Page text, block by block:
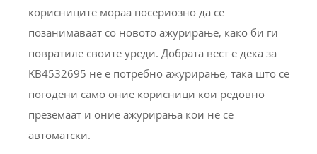
корисниците мораа посериозно да се
позанимаваат со новото ажурирање, како би ги
повратиле своите уреди. Добрата вест е дека за
KB4532695 не е потребно ажурирање, така што се
погодени само оние корисници кои редовно
преземаат и оние ажурирања кои не се
автоматски.